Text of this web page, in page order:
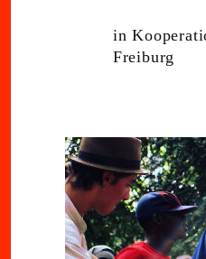
in
Freiburg